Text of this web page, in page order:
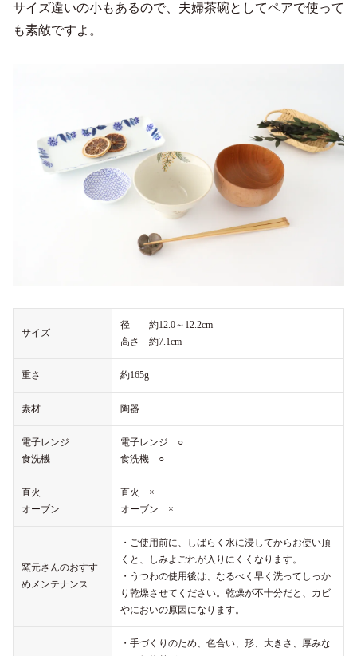
サイズ違いの小もあるので、夫婦茶碗としてペアで使って
も素敵ですよ。
サイズ
径 約12.0～12.2cm
高さ 約7.1cm
重さ 約165g
素材 陶器
電子レンジ
食洗機
電子レンジ ○
食洗機 ○
直火
オーブン
直火 ×
オーブン ×
窯元さんのおすす
めメンテナンス
・ご使用前に、しばらく水に浸してからお使い頂
くと、しみよごれが入りにくくなります。
・うつわの使用後は、なるべく早く洗ってしっか
り乾燥させてください。乾燥が不十分だと、カビ
やにおいの原因になります。
・手づくりのため、色合い、形、大きさ、厚みな